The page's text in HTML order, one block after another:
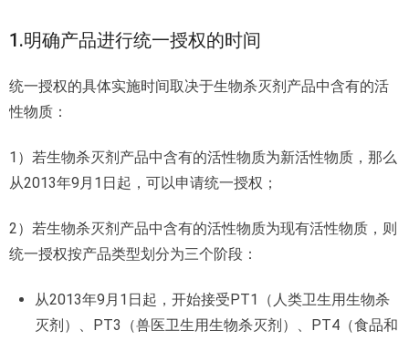
1.明确产品进行统一授权的时间
统一授权的具体实施时间取决于生物杀灭剂产品中含有的活
性物质：
1）若生物杀灭剂产品中含有的活性物质为新活性物质，那么
从2013年9月1日起，可以申请统一授权；
2）若生物杀灭剂产品中含有的活性物质为现有活性物质，则
统一授权按产品类型划分为三个阶段：
从2013年9月1日起，开始接受PT1（人类卫生用生物杀
灭剂）、PT3（兽医卫生用生物杀灭剂）、PT4（食品和